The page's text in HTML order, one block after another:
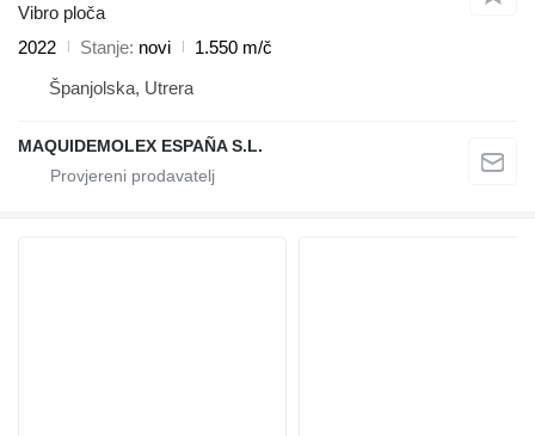
Vibro ploča
2022
Stanje novi
1.550 m/č
Španjolska, Utrera
MAQUIDEMOLEX ESPAÑA S.L.